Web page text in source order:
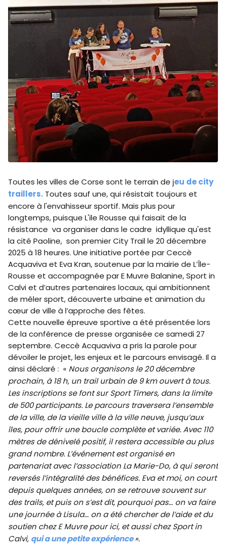
Toutes les villes de Corse sont le terrain de jeu de city
traillers. Toutes sauf une, qui résistait toujours et
encore à l'envahisseur sportif. Mais plus pour
longtemps, puisque L'ile Rousse qui faisait de la
résistance va organiser dans le cadre idyllique qu'est
la cité Paoline, son premier City Trail le 20 décembre
2025 à 18 heures. Une initiative portée par Ceccè
Acquaviva et Eva Kran, soutenue par la mairie de L’Île-
Rousse et accompagnée par E Muvre Balanine, Sport in
Calvi et d’autres partenaires locaux, qui ambitionnent
de mêler sport, découverte urbaine et animation du
cœur de ville à l’approche des fêtes.
Cette nouvelle épreuve sportive a été présentée lors
de la conférence de presse organisée ce samedi 27
septembre. Ceccè Acquaviva a pris la parole pour
dévoiler le projet, les enjeux et le parcours envisagé. Il a
ainsi déclaré : « Nous organisons le 20 décembre
prochain, à 18 h, un trail urbain de 9 km ouvert à tous.
Les inscriptions se font sur Sport Timers, dans la limite
de 500 participants. Le parcours traversera l’ensemble
de la ville, de la vieille ville à la ville neuve, jusqu’aux
îles, pour offrir une boucle complète et variée. Avec 110
mètres de dénivelé positif, il restera accessible au plus
grand nombre. L’événement est organisé en
partenariat avec l’association La Marie-Do, à qui seront
reversés l’intégralité des bénéfices. Eva et moi, on court
depuis quelques années, on se retrouve souvent sur
des trails, et puis on s’est dit, pourquoi pas… on va faire
une journée à Lisula… on a été chercher de l’aide et du
soutien chez E Muvre pour ici, et aussi chez Sport in
Calvi, qui a une petite expérience».